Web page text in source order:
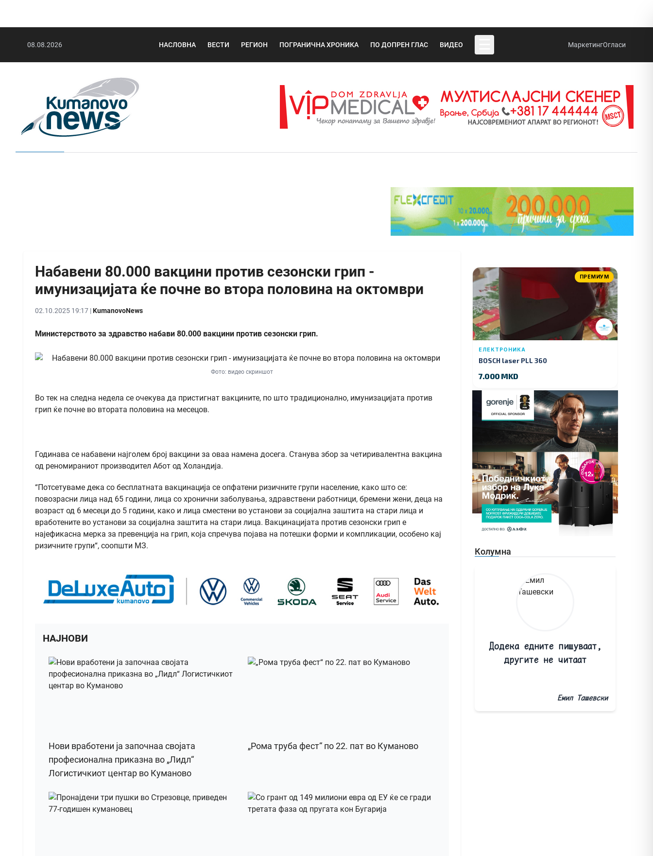
08.08.2026 НАСЛОВНА ВЕСТИ РЕГИОН ПОГРАНИЧНА ХРОНИКА ПО ДОПРЕН ГЛАС ВИДЕО МаркетингОгласи
Набавени 80.000 вакцини против сезонски грип -
имунизацијата ќе почне во втора половина на октомври
02.10.2025 19:17 |KumanovoNews
Министерството за здравство набави 80.000 вакцини против сезонски грип.
Фото: видео скриншот
Во тек на следна недела се очекува да пристигнат вакцините, по што традиционално, имунизацијата против
грип ќе почне во втората половина на месецов.
Годинава се набавени најголем број вакцини за оваа намена досега. Станува збор за четиривалентна вакцина
од реномираниот производител Абот од Холандија.
“Потсетуваме дека со бесплатната вакцинација се опфатени ризичните групи население, како што се:
повозрасни лица над 65 години, лица со хронични заболувања, здравствени работници, бремени жени, деца на
возраст од 6 месеци до 5 години, како и лица сместени во установи за социјална заштита на стари лица и
вработените во установи за социјална заштита на стари лица. Вакцинацијата против сезонски грип е
најефикасна мерка за превенција на грип, која спречува појава на потешки форми и компликации, особено кај
ризичните групи“, соопшти МЗ.
НАЈНОВИ
Нови вработени ја започнаа својата
професионална приказна во „Лидл“
Логистичкиот центар во Куманово
„Рома труба фест“ по 22. пат во Куманово
ПРЕМИУМ
ЕЛЕКТРОНИКА
BOSCH laser PLL 360
7.000 MKD
Колумна
Додека едните пишуваат,
другите не читаат
Емил Ташевски